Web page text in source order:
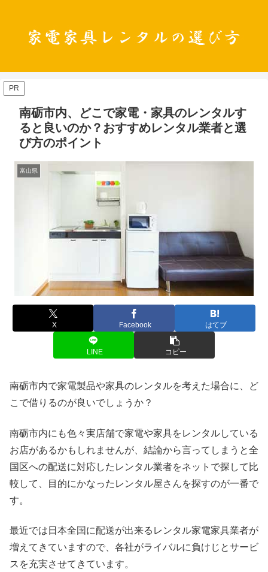
PR
南砺市内、どこで家電・家具のレンタルす
ると良いのか？おすすめレンタル業者と選
び方のポイント
富山県
X Facebook はてブ
LINE コピー
南砺市内で家電製品や家具のレンタルを考えた場合に、ど
こで借りるのが良いでしょうか？
南砺市内にも色々実店舗で家電や家具をレンタルしている
お店があるかもしれませんが、結論から言ってしまうと全
国区への配送に対応したレンタル業者をネットで探して比
較して、目的にかなったレンタル屋さんを探すのが一番で
す。
最近では日本全国に配送が出来るレンタル家電家具業者が
増えてきていますので、各社がライバルに負けじとサービ
スを充実させてきています。